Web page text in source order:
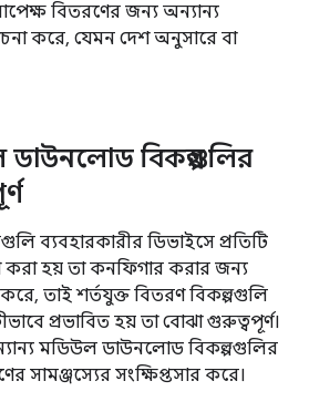
বিতরণের জন্য অন্যান্য
করে, যেমন দেশ অনুসারে বা
বিকল্পগুলির
ব্যবহারকারীর ডিভাইসে প্রতিটি
করা হয় তা কনফিগার করার জন্য
তাই শর্তযুক্ত বিতরণ বিকল্পগুলি
প্রভাবিত হয় তা বোঝা গুরুত্বপূর্ণ।
মডিউল ডাউনলোড বিকল্পগুলির
সামঞ্জস্যের সংক্ষিপ্তসার করে।